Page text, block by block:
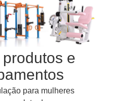
e
para mulheres